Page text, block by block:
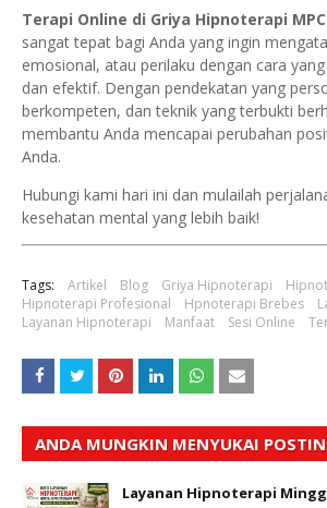
Terapi Online di Griya Hipnoterapi MPC
sangat tepat bagi Anda yang ingin
emosional, atau perilaku dengan cara
dan efektif. Dengan pendekatan yang
berkompeten, dan teknik yang terbukti
membantu Anda mencapai perubahan
Anda.
Hubungi kami hari ini dan mulailah
kesehatan mental yang lebih baik!
Tags: Artikel Blog Griya Hipnoterapi
Hipnoterapi Profesional
Hpnoterapi Brebes
Layanan Hipnoterapi
Manfaat Sesi Online
ANDA MUNGKIN MENYUKAI
Layanan Hipnoterapi